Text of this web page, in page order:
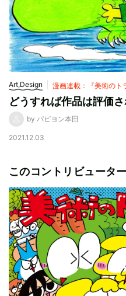
Art,Design 漫画連載：『美術のト
どうすれば作品は評価
by パピヨン本田
2021.12.03
このコントリビュータ